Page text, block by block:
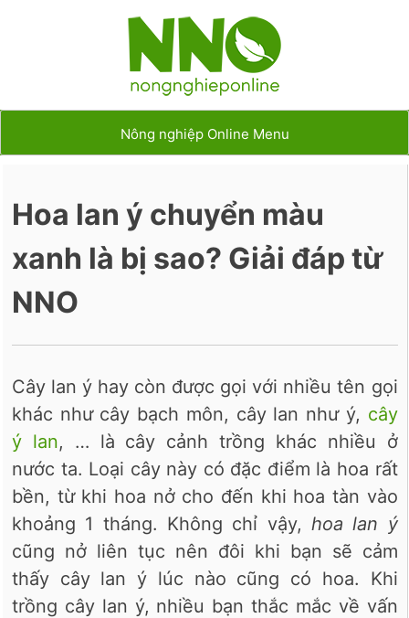
Nông nghiệp Online Menu
Hoa lan ý chuyển màu
xanh là bị sao? Giải đáp từ
NNO
Cây lan ý hay còn được gọi với nhiều tên gọi
khác như cây bạch môn, cây lan như ý, cây
ý lan, … là cây cảnh trồng khác nhiều ở
nước ta. Loại cây này có đặc điểm là hoa rất
bền, từ khi hoa nở cho đến khi hoa tàn vào
khoảng 1 tháng. Không chỉ vậy, hoa lan ý
cũng nở liên tục nên đôi khi bạn sẽ cảm
thấy cây lan ý lúc nào cũng có hoa. Khi
trồng cây lan ý, nhiều bạn thắc mắc về vấn